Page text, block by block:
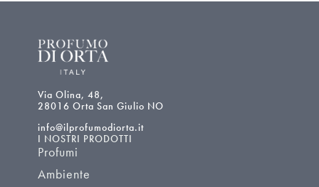
Via Olina, 48,
28016 Orta San Giulio NO
info@ilprofumodiorta.it
I NOSTRI PRODOTTI
Profumi
Ambiente